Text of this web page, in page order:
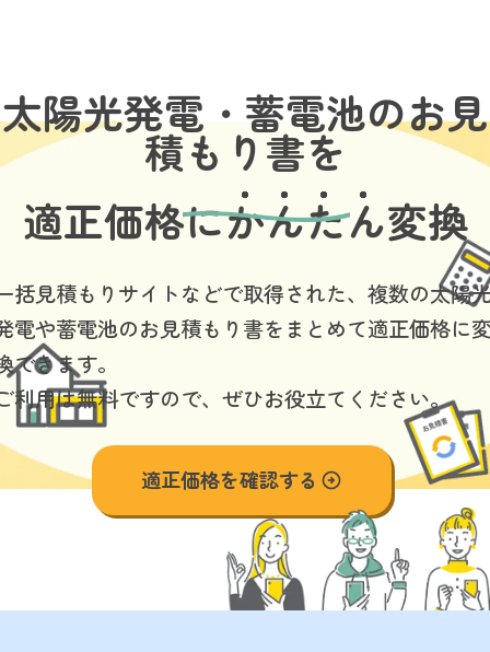
太陽光発電・蓄電池のお見
積もり書を
適正価格にかんたん変換
括見積もりサイトなどで取得された、複数の太陽
電や蓄電池のお見積もり書をまとめて適正価格に
できます。
利用は無料ですので、ぜひお役立てください。
適正価格を確認する arrow_circle_right